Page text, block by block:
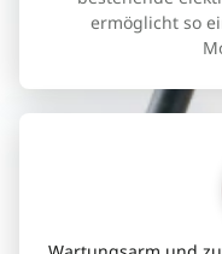
ermöglicht so